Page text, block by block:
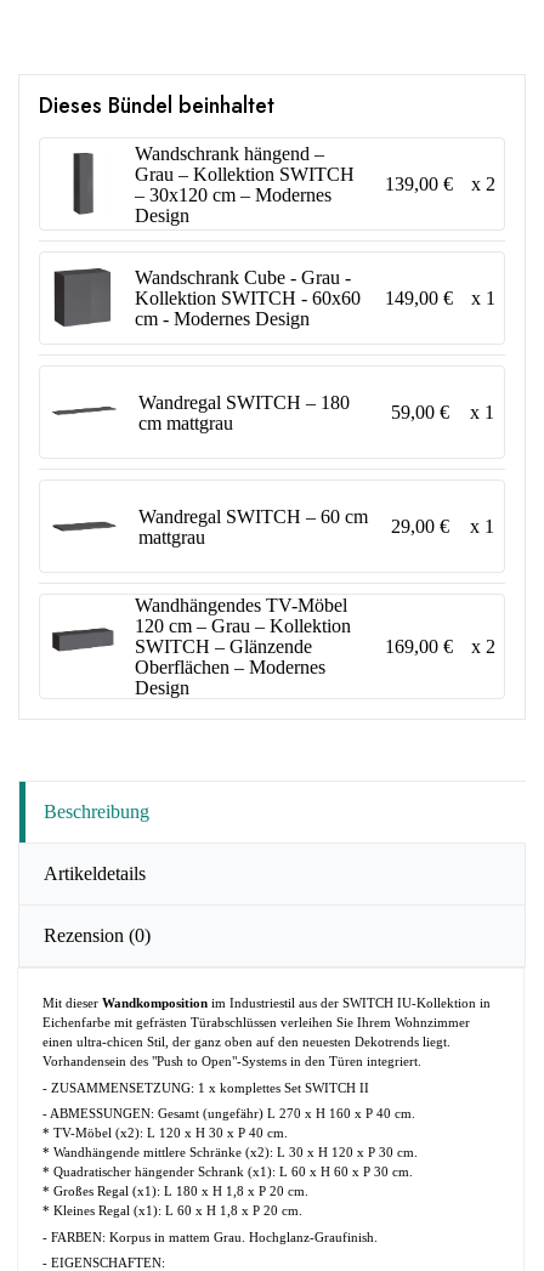
Dieses Bündel beinhaltet
Wandschrank hängend –
Grau – Kollektion SWITCH
– 30x120 cm – Modernes
Design
139,00 € x 2
Wandschrank Cube - Grau -
Kollektion SWITCH - 60x60
cm - Modernes Design
149,00 € x 1
Wandregal SWITCH – 180
cm mattgrau
59,00 € x 1
Wandregal SWITCH – 60 cm
mattgrau
29,00 € x 1
Wandhängendes TV-Möbel
120 cm – Grau – Kollektion
SWITCH – Glänzende
Oberflächen – Modernes
Design
169,00 € x 2
Beschreibung
Artikeldetails
Rezension (0)
Mit dieser Wandkomposition im Industriestil aus der SWITCH IU-Kollektion in
Eichenfarbe mit gefrästen Türabschlüssen verleihen Sie Ihrem Wohnzimmer
einen ultra-chicen Stil, der ganz oben auf den neuesten Dekotrends liegt.
Vorhandensein des "Push to Open"-Systems in den Türen integriert.
- ZUSAMMENSETZUNG: 1 x komplettes Set SWITCH II
- ABMESSUNGEN: Gesamt (ungefähr) L 270 x H 160 x P 40 cm.
* TV-Möbel (x2): L 120 x H 30 x P 40 cm.
* Wandhängende mittlere Schränke (x2): L 30 x H 120 x P 30 cm.
* Quadratischer hängender Schrank (x1): L 60 x H 60 x P 30 cm.
* Großes Regal (x1): L 180 x H 1,8 x P 20 cm.
* Kleines Regal (x1): L 60 x H 1,8 x P 20 cm.
- FARBEN: Korpus in mattem Grau. Hochglanz-Graufinish.
- EIGENSCHAFTEN: